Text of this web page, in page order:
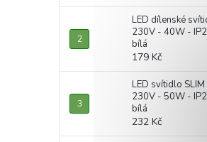
LED dílenské
230V - 40W -
bílá
179 Kč
LED svítidlo SLIM
230V - 50W -
bílá
232 Kč